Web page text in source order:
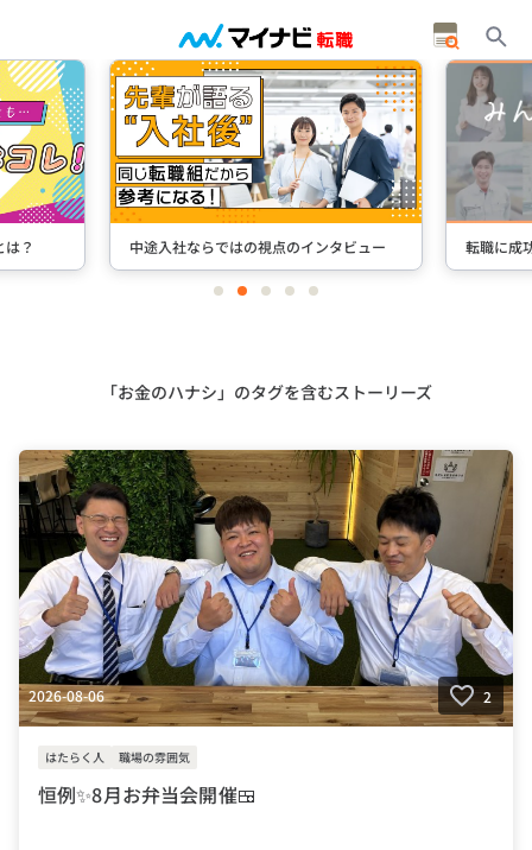
ュー 転職に成功した先輩たちのインタビュー ＋
itemitemitemitemitem
「お金のハナシ」のタグを含むストーリーズ
2026-08-06 2
はたらく人 職場の雰囲気
恒例✨8月お弁当会開催🍱